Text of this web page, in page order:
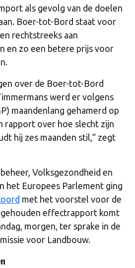
als gevolg van de doelen
Boer-tot-Bord staat voor
rechtstreeks aan
en zo een betere prijs voor
over de Boer-tot-Bord
werd er volgens
maandenlang gehamerd op
rapport over hoe slecht zijn
hij zes maanden stil,” zegt
Volksgezondheid en
het Europees Parlement ging
met het voorstel voor de
effectrapport komt
morgen, ter sprake in de
voor Landbouw.